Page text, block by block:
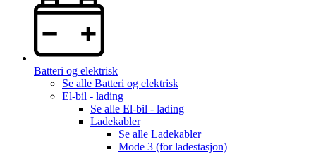
Batteri og elektrisk
Se alle Batteri og elektrisk
El-bil - lading
Se alle El-bil - lading
Ladekabler
Se alle Ladekabler
Mode 3 (for ladestasjon)